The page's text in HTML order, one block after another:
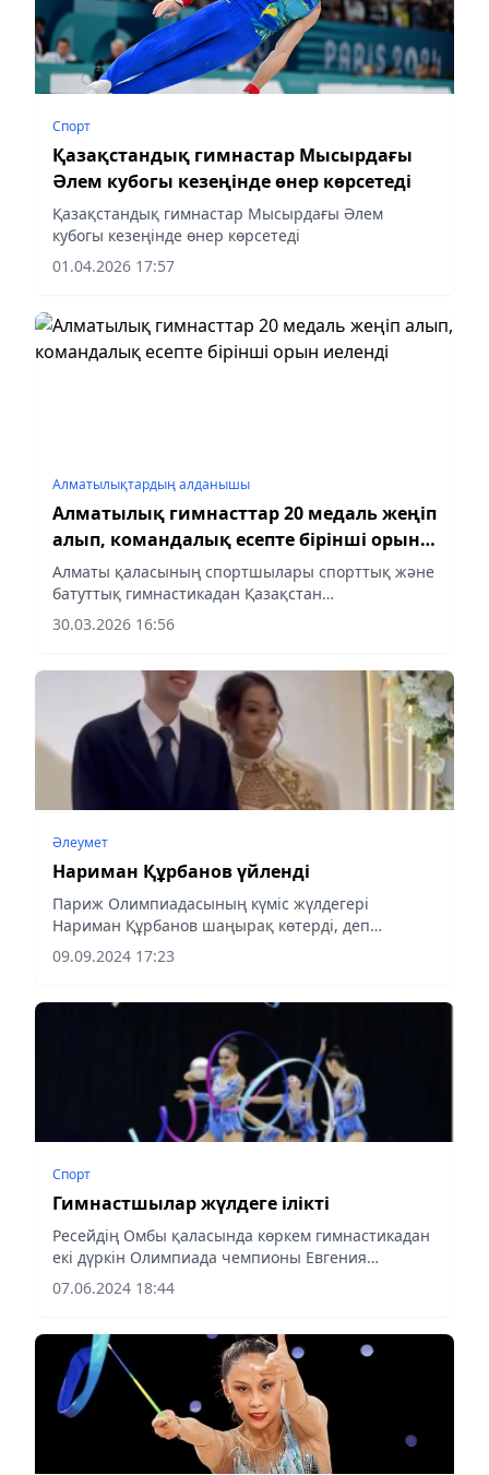
Спорт
Қазақстандық гимнастар Мысырдағы
Әлем кубогы кезеңінде өнер көрсетеді
Қазақстандық гимнастар Мысырдағы Әлем
кубогы кезеңінде өнер көрсетеді
01.04.2026 17:57
Алматылықтардың алданышы
Алматылық гимнасттар 20 медаль жеңіп
алып, командалық есепте бірінші орын
иеленді
Алматы қаласының спортшылары спорттық және
батуттық гимнастикадан Қазақстан
Республикасының екі ірі чемпионатында табысты
өнер көрсетті.
30.03.2026 16:56
Әлеумет
Нариман Құрбанов үйленді
Париж Олимпиадасының күміс жүлдегері
Нариман Құрбанов шаңырақ көтерді, деп
хабарлайды aqshamnews.kz
09.09.2024 17:23
Спорт
Гимнастшылар жүлдеге ілікті
Ресейдің Омбы қаласында көркем гимнастикадан
екі дүркін Олимпиада чемпионы Евгения
Канаеваның жүлдесі үшін халықаралық турнир
басталды, деп хабарлайды almaty-akshamy.kz
07.06.2024 18:44